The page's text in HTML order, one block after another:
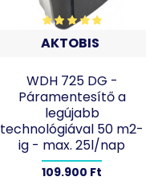
AKTOBIS
WDH 725 DG -
Páramentesítő a
legújabb
technológiával 50 m2-
ig - max. 25l/nap
109.900 Ft